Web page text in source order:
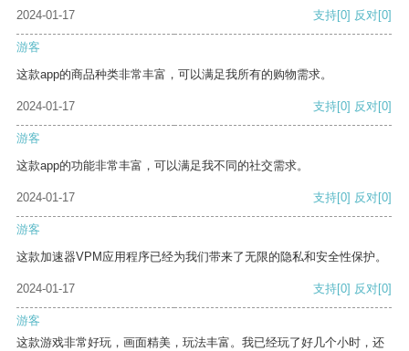
2024-01-17 支持[0] 反对[0]
游客
这款app的商品种类非常丰富，可以满足我所有的购物需求。
2024-01-17 支持[0] 反对[0]
游客
这款app的功能非常丰富，可以满足我不同的社交需求。
2024-01-17 支持[0] 反对[0]
游客
这款加速器VPM应用程序已经为我们带来了无限的隐私和安全性保护。
2024-01-17 支持[0] 反对[0]
游客
这款游戏非常好玩，画面精美，玩法丰富。我已经玩了好几个小时，还